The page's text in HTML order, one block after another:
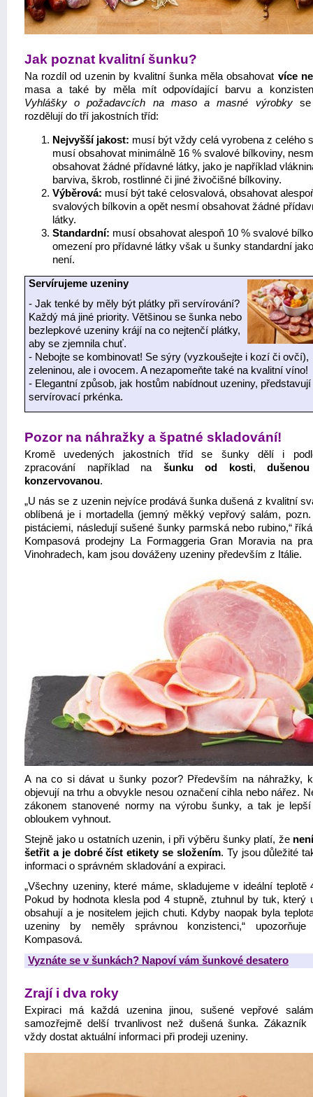
Jak poznat kvalitní šunku?
Na rozdíl od uzenin by kvalitní šunka měla obsahovat více
masa a také by měla mít odpovídající barvu a
Vyhlášky o požadavcích na maso a masné výrobkyse
rozdělují do tří jakostních tříd:
Nejvyšší jakost: musí být vždy celá vyrobena z celého
musí obsahovat minimálně 16 % svalové bílkoviny,
obsahovat žádné přídavné látky, jako je například
barviva, škrob, rostlinné či jiné živočišné bílkoviny.
Výběrová: musí být také celosvalová, obsahovat
svalových bílkovin a opět nesmí obsahovat žádné
látky.
Standardní: musí obsahovat alespoň 10 % svalové
omezení pro přídavné látky však u šunky standardní
není.
Servírujeme uzeniny
- Jak tenké by měly být plátky při servírování?
Každý má jiné priority. Většinou se šunka nebo
bezlepkové uzeniny krájí na co nejtenčí plátky,
aby se zjemnila chuť.
- Nebojte se kombinovat! Se sýry (vyzkoušejte i kozí či ovčí),
zeleninou, ale i ovocem. A nezapomeňte také na kvalitní víno!
- Elegantní způsob, jak hostům nabídnout uzeniny, představují
servírovací prkénka.
Pozor na náhražky a špatné skladování!
Kromě uvedených jakostních tříd se šunky dělí i
zpracování například na šunku od kosti,
konzervovanou.
„U nás se z uzenin nejvíce prodává šunka dušená z kvalitní
oblíbená je i mortadella (jemný měkký vepřový salám,
pistáciemi, následují sušené šunky parmská nebo rubino,“
Kompasová prodejny La Formaggeria Gran Moravia na
Vinohradech, kam jsou dováženy uzeniny především z Itálie.
A na co si dávat u šunky pozor? Především na náhražky,
objevují na trhu a obvykle nesou označení cihla nebo nářez.
zákonem stanovené normy na výrobu šunky, a tak je
obloukem vyhnout.
Stejně jako u ostatních uzenin, i při výběru šunky platí, že
šetřit a je dobré číst etikety se složením. Ty jsou důležité
informaci o správném skladování a expiraci.
„Všechny uzeniny, které máme, skladujeme v ideální teplotě
Pokud by hodnota klesla pod 4 stupně, ztuhnul by tuk, který
obsahují a je nositelem jejich chuti. Kdyby naopak byla
uzeniny by neměly správnou konzistenci,“ upozorňuje
Kompasová.
Vyznáte se v šunkách? Napoví vám šunkové desatero
Zrají i dva roky
Expiraci má každá uzenina jinou, sušené vepřové
samozřejmě delší trvanlivost než dušená šunka. Zákazník
vždy dostat aktuální informaci při prodeji uzeniny.